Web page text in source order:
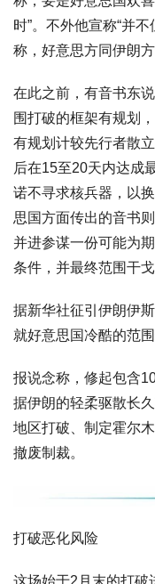
时”。不外他宣称“并
称，好意思方同伊朗方
在此之前，有音书东
围打破的框架有规划
有规划计较先行者散
后在15至20天内达成
诺不寻求核兵器，以
思国方面传出的音书
并进参谋一份可能为
条件，并最终范围干戈
据新华社征引伊朗伊
就好意思国冷酷的范
报说念称，修起包含
据伊朗的轻柔驱散长
地区打破、制定霍尔
撤废制裁。
打破恶化风险
这场始于2月末的打破